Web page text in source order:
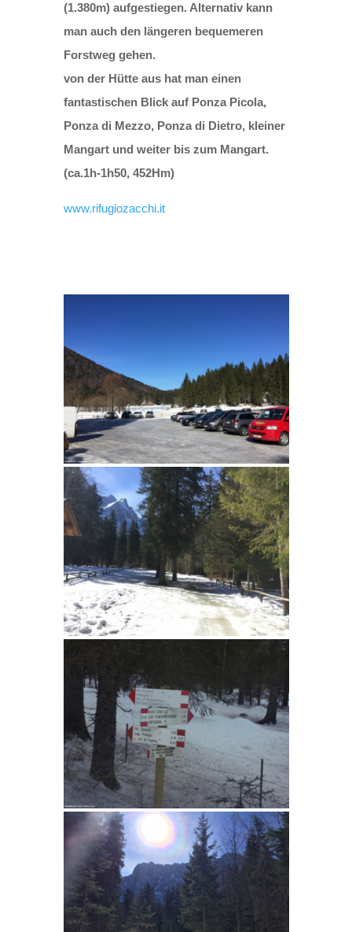
(1.380m) aufgestiegen. Alternativ kann
man auch den längeren bequemeren
Forstweg gehen.
von der Hütte aus hat man einen
fantastischen Blick auf Ponza Picola,
Ponza di Mezzo, Ponza di Dietro, kleiner
Mangart und weiter bis zum Mangart.
(ca.1h-1h50, 452Hm)
www.rifugiozacchi.it